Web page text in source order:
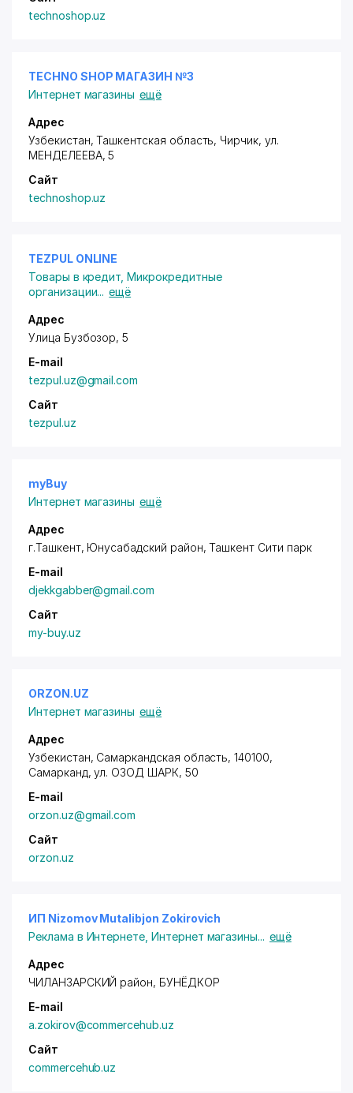
technoshop.uz
TECHNO SHOP МАГАЗИН №3
Интернет магазины ещё
Адрес
Узбекистан, Ташкентская область, Чирчик, ул.
МЕНДЕЛЕЕВА, 5
Сайт
technoshop.uz
TEZPUL ONLINE
Товары в кредит ,Микрокредитные
организации... ещё
Адрес
Улица Бузбозор, 5
E-mail
tezpul.uz@gmail.com
Сайт
tezpul.uz
myBuy
Интернет магазины ещё
Адрес
г.Ташкент, Юнусабадский район, Ташкент Сити парк
E-mail
djekkgabber@gmail.com
Сайт
my-buy.uz
ORZON.UZ
Интернет магазины ещё
Адрес
Узбекистан, Самаркандская область, 140100,
Самарканд,ул. ОЗОД ШАРК, 50
E-mail
orzon.uz@gmail.com
Сайт
orzon.uz
ИП Nizomov Mutalibjon Zokirovich
Реклама в Интернете Интернет магазины... ещё
Адрес
ЧИЛАНЗАРСКИЙ район, БУНЁДКОР
E-mail
a.zokirov@commercehub.uz
Сайт
commercehub.uz